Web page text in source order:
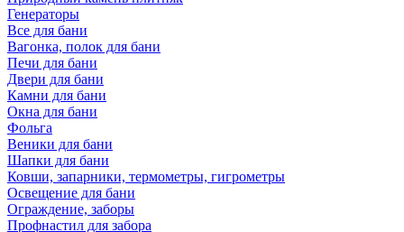
Генераторы
Все для бани
Вагонка, полок для бани
Печи для бани
Двери для бани
Камни для бани
Окна для бани
Фольга
Веники для бани
Шапки для бани
Ковши, запарники, термометры, гигрометры
Освещение для бани
Ограждение, заборы
Профнастил для забора